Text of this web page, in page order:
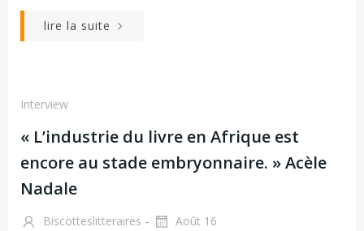
lire la suite
Interview
« L’industrie du livre en Afrique est
encore au stade embryonnaire. » Acèle
Nadale
Biscotteslitteraires - Août 16